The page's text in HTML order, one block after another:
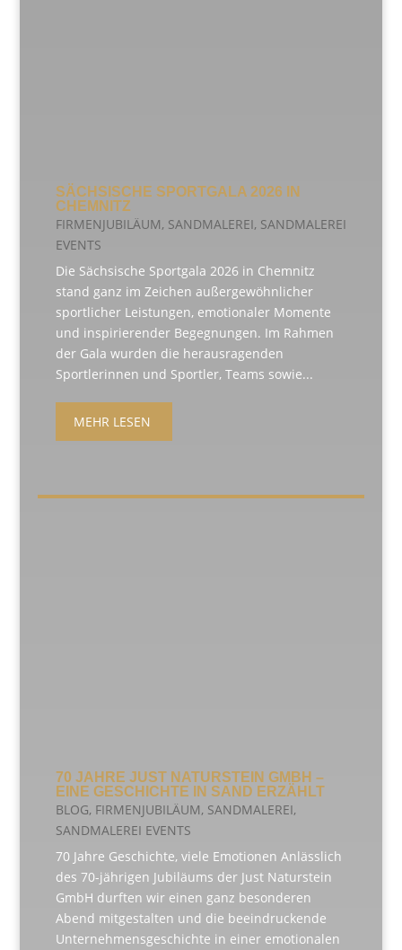
SÄCHSISCHE SPORTGALA 2026 IN
CHEMNITZ
FIRMENJUBILÄUM, SANDMALEREI, SANDMALEREI
EVENTS
Die Sächsische Sportgala 2026 in Chemnitz
stand ganz im Zeichen außergewöhnlicher
sportlicher Leistungen, emotionaler Momente
und inspirierender Begegnungen. Im Rahmen
der Gala wurden die herausragenden
Sportlerinnen und Sportler, Teams sowie...
MEHR LESEN
70 JAHRE JUST NATURSTEIN GMBH –
EINE GESCHICHTE IN SAND ERZÄHLT
BLOG, FIRMENJUBILÄUM, SANDMALEREI,
SANDMALEREI EVENTS
70 Jahre Geschichte, viele Emotionen Anlässlich
des 70-jährigen Jubiläums der Just Naturstein
GmbH durften wir einen ganz besonderen
Abend mitgestalten und die beeindruckende
Unternehmensgeschichte in einer emotionalen